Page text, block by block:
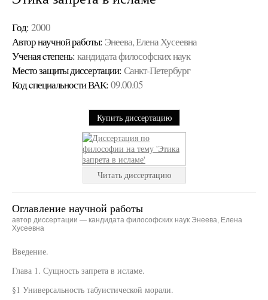
Год: 2000
Автор научной работы: Энеева, Елена Хусеевна
Ученая cтепень: кандидата философских наук
Место защиты диссертации: Санкт-Петербург
Код cпециальности ВАК: 09.00.05
Купить диссертацию
Читать диссертацию
Оглавление научной работы
автор диссертации — кандидата философских наук Энеева, Елена
Хусеевна
Введение.
Глава 1. Сущность запрета в исламе.
§1 Универсальность табуистической морали.